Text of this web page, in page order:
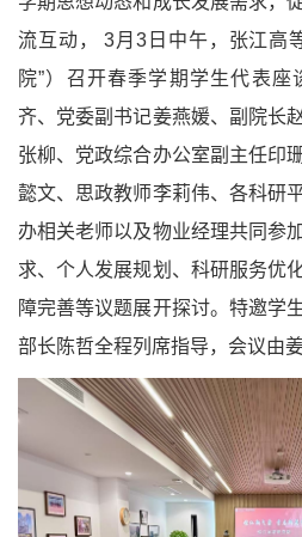
流互动， 3月3日中午，张江高
院”）召开春季学期学生代表
齐、党委副书记姜燕媛、副院长
张柳、党政综合办公室副主任印
懿文、思政教师李莉伟、各科研
办相关老师以及物业经理共同参
求、个人发展规划、科研服务优
障完善等议题展开探讨。特邀学
部长陈哲全程列席指导，会议由姜